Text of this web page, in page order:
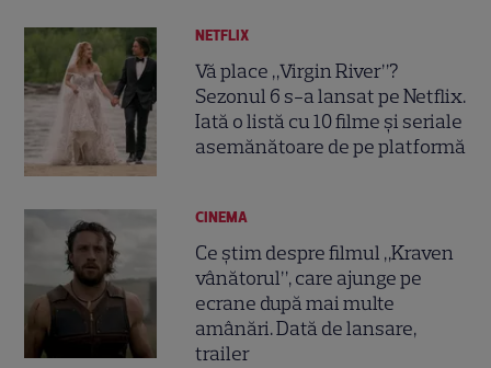
NETFLIX
Vă place „Virgin River”?
Sezonul 6 s-a lansat pe Netflix.
Iată o listă cu 10 filme și seriale
asemănătoare de pe platformă
CINEMA
Ce știm despre filmul „Kraven
vânătorul”, care ajunge pe
ecrane după mai multe
amânări. Dată de lansare,
trailer